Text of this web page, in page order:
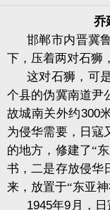
乔
邯郸市内晋冀
下，压着两对石狮
这对石狮，可
个县的伪冀南道尹
故城南关外约300
为侵华需要，日寇
的地方，修建了“
书，二是存放侵华
来，放置于“东亚
1945年9 月，